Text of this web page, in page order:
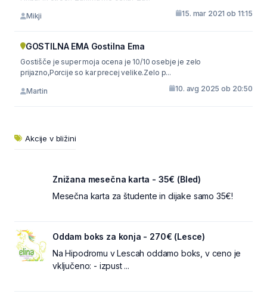
Mikji 15. mar 2021 ob 11:15
GOSTILNA EMA Gostilna Ema
Gostišče je super moja ocena je 10/10 osebje je zelo
prijazno,Porcije so kar precej velike.Zelo p...
Martin 10. avg 2025 ob 20:50
Akcije v bližini
Znižana mesečna karta - 35€ (Bled)
Mesečna karta za študente in dijake samo 35€!
Oddam boks za konja - 270€ (Lesce)
Na Hipodromu v Lescah oddamo boks, v ceno je
vključeno: - izpust ...